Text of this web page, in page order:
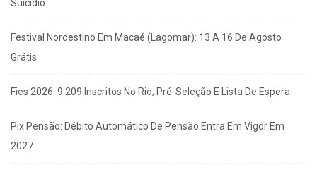
Suicídio
Festival Nordestino Em Macaé (Lagomar): 13 A 16 De Agosto
Grátis
Fies 2026: 9.209 Inscritos No Rio; Pré-Seleção E Lista De Espera
Pix Pensão: Débito Automático De Pensão Entra Em Vigor Em
2027